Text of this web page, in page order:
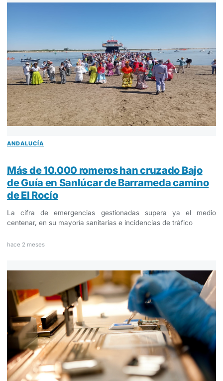
ANDALUCÍA
Más de 10.000 romeros han cruzado Bajo
de Guía en Sanlúcar de Barrameda camino
de El Rocío
La cifra de emergencias gestionadas supera ya el medio
centenar, en su mayoría sanitarias e incidencias de tráfico
hace 2 meses